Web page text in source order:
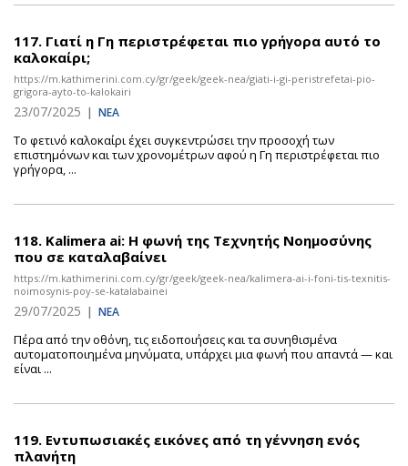
117. Γιατί η Γη περιστρέφεται πιο γρήγορα αυτό το
καλοκαίρι;
https://m.kathimerini.com.cy/gr/geek/geek-nea/giati-i-gi-peristrefetai-pio-
grigora-ayto-to-kalokairi
23/07/2025 | ΝΕΑ
Το φετινό καλοκαίρι έχει συγκεντρώσει την προσοχή των
επιστημόνων και των χρονομέτρων αφού η Γη περιστρέφεται πιο
γρήγορα, ...
118. Kalimera ai: Η φωνή της Τεχνητής Νοημοσύνης
που σε καταλαβαίνει
https://m.kathimerini.com.cy/gr/geek/geek-nea/kalimera-ai-i-foni-tis-texnitis-
noimosynis-poy-se-katalabainei
29/07/2025 | ΝΕΑ
Πέρα από την οθόνη, τις ειδοποιήσεις και τα συνηθισμένα
αυτοματοποιημένα μηνύματα, υπάρχει μια φωνή που απαντά — και
είναι ...
119. Εντυπωσιακές εικόνες από τη γέννηση ενός
πλανήτη